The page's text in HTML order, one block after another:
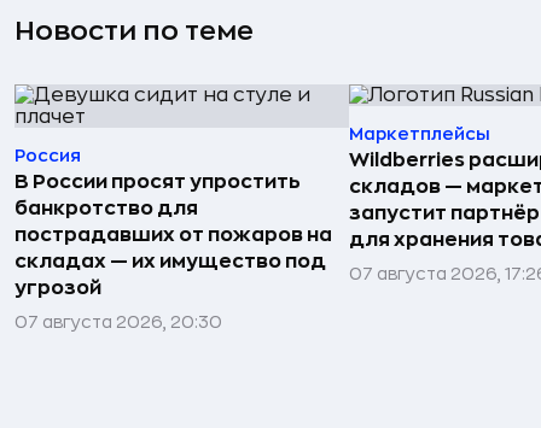
Новости по теме
Россия
В России просят упростить
банкротство для
пострадавших от пожаров на
складах — их имущество под
угрозой
07 августа 2026, 20:30
Маркетплейсы
Wildberries
складов —
запустит
для хранения
07 августа 2026,